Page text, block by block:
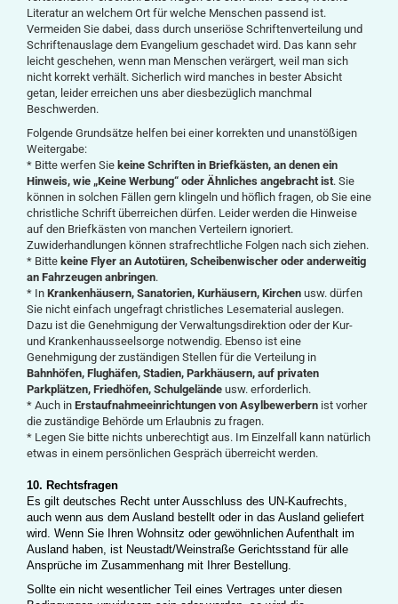
Literatur an welchem Ort für welche Menschen passend ist.
Vermeiden Sie dabei, dass durch unseriöse Schriftenverteilung und
Schriftenauslage dem Evangelium geschadet wird. Das kann sehr
leicht geschehen, wenn man Menschen verärgert, weil man sich
nicht korrekt verhält. Sicherlich wird manches in bester Absicht
getan, leider erreichen uns aber diesbezüglich manchmal
Beschwerden.
Folgende Grundsätze helfen bei einer korrekten und unanstößigen
Weitergabe:
* Bitte werfen Sie keine Schriften in Briefkästen, an denen ein
Hinweis, wie „Keine Werbung“ oder Ähnliches angebracht ist. Sie
können in solchen Fällen gern klingeln und höflich fragen, ob Sie eine
christliche Schrift überreichen dürfen. Leider werden die Hinweise
auf den Briefkästen von manchen Verteilern ignoriert.
Zuwiderhandlungen können strafrechtliche Folgen nach sich ziehen.
* Bitte keine Flyer an Autotüren, Scheibenwischer oder anderweitig
an Fahrzeugen anbringen.
* In Krankenhäusern, Sanatorien, Kurhäusern, Kirchen usw. dürfen
Sie nicht einfach ungefragt christliches Lesematerial auslegen.
Dazu ist die Genehmigung der Verwaltungsdirektion oder der Kur-
und Krankenhausseelsorge notwendig. Ebenso ist eine
Genehmigung der zuständigen Stellen für die Verteilung in
Bahnhöfen, Flughäfen, Stadien, Parkhäusern, auf privaten
Parkplätzen, Friedhöfen, Schulgelände usw. erforderlich.
* Auch in Erstaufnahmeeinrichtungen von Asylbewerbern ist vorher
die zuständige Behörde um Erlaubnis zu fragen.
* Legen Sie bitte nichts unberechtigt aus. Im Einzelfall kann natürlich
etwas in einem persönlichen Gespräch überreicht werden.
10. Rechtsfragen
Es gilt deutsches Recht unter Ausschluss des UN-Kaufrechts,
auch wenn aus dem Ausland bestellt oder in das Ausland geliefert
wird. Wenn Sie Ihren Wohnsitz oder gewöhnlichen Aufenthalt im
Ausland haben, ist Neustadt/Weinstraße Gerichtsstand für alle
Ansprüche im Zusammenhang mit Ihrer Bestellung.
Sollte ein nicht wesentlicher Teil eines Vertrages unter diesen